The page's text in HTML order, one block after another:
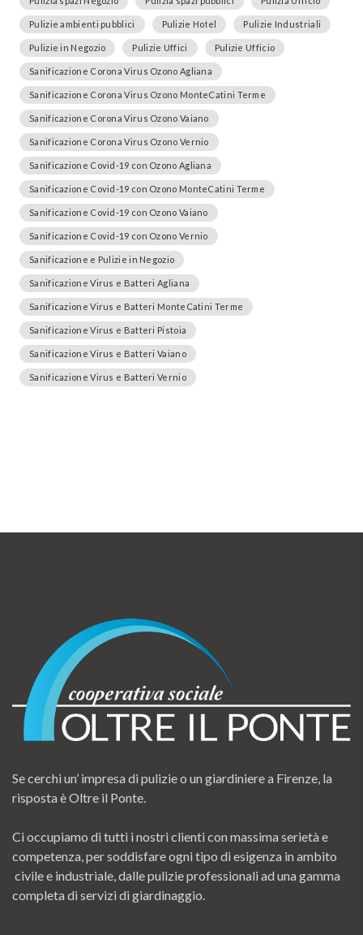
Pulizie ambienti pubblici Pulizie Hotel Pulizie Industriali
Pulizie in Negozio Pulizie Uffici Pulizie Ufficio
Sanificazione Corona Virus Ozono Agliana
Sanificazione Corona Virus Ozono MonteCatini Terme
Sanificazione Corona Virus Ozono Vaiano
Sanificazione Corona Virus Ozono Vernio
Sanificazione Covid-19 con Ozono Agliana
Sanificazione Covid-19 con Ozono MonteCatini Terme
Sanificazione Covid-19 con Ozono Vaiano
Sanificazione Covid-19 con Ozono Vernio
Sanificazione e Pulizie in Negozio
Sanificazione Virus e Batteri Agliana
Sanificazione Virus e Batteri MonteCatini Terme
Sanificazione Virus e Batteri Pistoia
Sanificazione Virus e Batteri Vaiano
Sanificazione Virus e Batteri Vernio
Se cerchi un’ impresa di pulizie o un giardiniere a Firenze, la
risposta è Oltre il Ponte.
Ci occupiamo di tutti i nostri clienti con massima serietà e
competenza, per soddisfare ogni tipo di esigenza in ambito
civile e industriale, dalle pulizie professionali ad una gamma
completa di servizi di giardinaggio.